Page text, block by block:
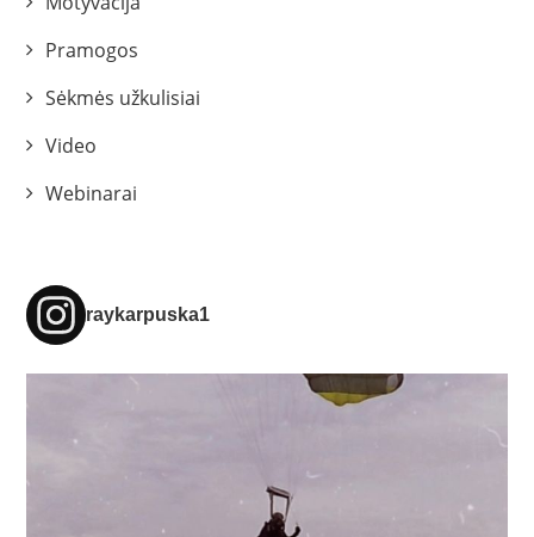
Pramogos
Sėkmės užkulisiai
Video
Webinarai
raykarpuska1